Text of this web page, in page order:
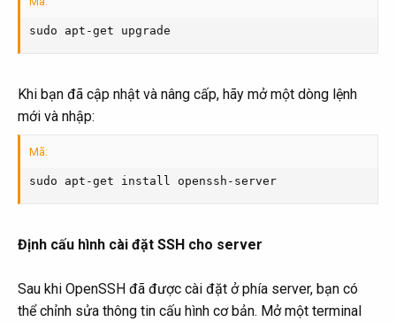
sudo apt-get upgrade
Khi bạn đã cập nhật và nâng cấp, hãy mở một dòng lệnh
mới và nhập:
Mã:
sudo apt-get install openssh-server
Định cấu hình cài đặt SSH cho server
Sau khi OpenSSH đã được cài đặt ở phía server, bạn có
thể chỉnh sửa thông tin cấu hình cơ bản. Mở một terminal